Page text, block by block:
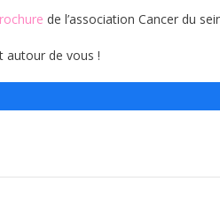
de l’association Cancer du
autour de vous !